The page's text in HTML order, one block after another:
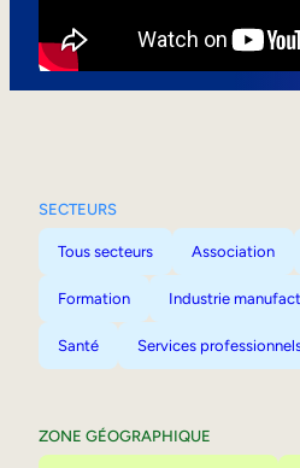
SECTEURS
Tous secteurs Association
Formation Industrie
Santé Services
ZONE GÉOGRAPHIQUE